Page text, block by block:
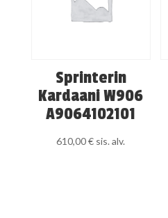
Sprinterin
Kardaani W906
A9064102101
610,00€ sis. alv.